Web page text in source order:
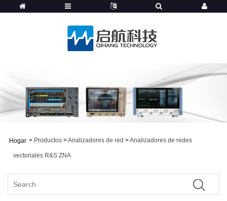
Hogar > Productos >Analizadores de red >Analizadores de redes
vectoriales R&S ZNA